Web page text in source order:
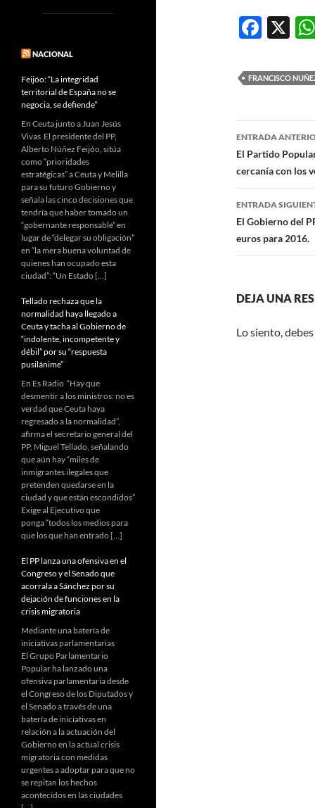
F
e
b
o
o
k
X
FRANCISCO
de
entradas
ENTRADA
El Partido
cercanía con los
ENTRADA
El Gobierno del
euros para 2016.
DEJA UNA
Lo siento,
NACIONAL
Feijóo: “La integridad
territorial de España no se
negocia, se defiende”
En Ceuta junto a Juan Jesús
Vivas El presidente del PP,
Alberto Núñez Feijóo, sitúa
como “prioridades
estratégicas” a Ceuta y Melilla
para su futuro Gobierno y
señala las cinco decisiones que
tendría que haber tomado un
“gobernante responsable” en
lugar de “delegar su obligación”
en “la mera buena voluntad de
quienes han ocupado esta
ciudad”: “Un Estado […]
Tellado rechaza que la
normalidad haya llegado a
Ceuta y tacha al Gobierno de
“indolente, incompetente y
débil” por su “respuesta
pusilánime”
En Es Radio “Hay que
desmentir a los ministros: no es
verdad que Ceuta haya
regresado a la normalidad”,
afirma el secretario general del
PP, Miguel Tellado, señalando
que aún hay “miles de
inmigrantes ilegales que
pretenden quedarse en la
ciudad y que están escondidos”
Exige al Ejecutivo que
ponga “todos los medios para
que los que han entrado […]
El PP lanza una ofensiva en el
Congreso y el Senado que
acorrala a Sánchez por su
dejación de funciones en la
crisis migratoria
Mediante una batería de
iniciativas parlamentarias
El Grupo Parlamentario
Popular ha lanzado una
ofensiva parlamentaria desde
el Congreso de los Diputados y
el Senado a través de una
batería de iniciativas en
relación a la actuación del
Gobierno en la actual crisis
migratoria con medidas
urgentes a adoptar para que no
se repitan los hechos
acontecidos en las ciudades